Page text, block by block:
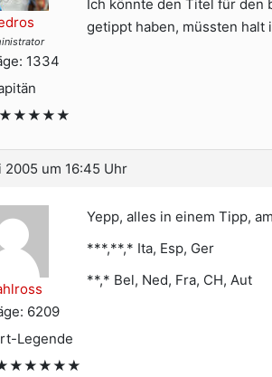
1334
Ich könnte den Titel für
getippt haben, müssten halt
2005 um 16:45 Uhr
6209
Legende
Yepp, alles in einem Tipp,
***,**,* Ita, Esp, Ger
**,* Bel, Ned, Fra, CH, Aut